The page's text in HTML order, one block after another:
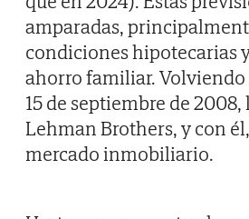
amparadas,
condiciones hipotecarias
ahorro familiar. Volviendo
15 de septiembre de
Lehman Brothers, y con
mercado inmobiliario.